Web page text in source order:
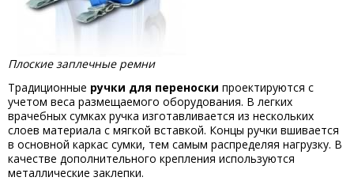
Плоские заплечные ремни
Традиционные ручки для переноски проектируются с
учетом веса размещаемого оборудования. В легких
врачебных сумках ручка изготавливается из нескольких
слоев материала с мягкой вставкой. Концы ручки вшивается
в основной каркас сумки, тем самым распределяя нагрузку. В
качестве дополнительного крепления используются
металлические заклепки.